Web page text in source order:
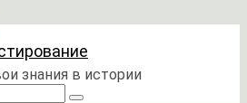
знания в истории